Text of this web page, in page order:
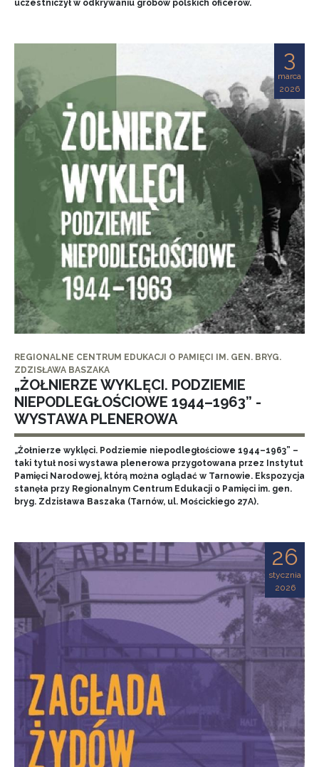
uczestniczył w odkrywaniu grobów polskich oficerów.
3
marca
2026
REGIONALNE CENTRUM EDUKACJI O PAMIĘCI IM. GEN. BRYG.
ZDZISŁAWA BASZAKA
„ŻOŁNIERZE WYKLĘCI. PODZIEMIE
NIEPODLEGŁOŚCIOWE 1944–1963” -
WYSTAWA PLENEROWA
„Żołnierze wyklęci. Podziemie niepodległościowe 1944–1963” –
taki tytuł nosi wystawa plenerowa przygotowana przez Instytut
Pamięci Narodowej, którą można oglądać w Tarnowie. Ekspozycja
stanęła przy Regionalnym Centrum Edukacji o Pamięci im. gen.
bryg. Zdzisława Baszaka (Tarnów, ul. Mościckiego 27A).
26
stycznia
2026